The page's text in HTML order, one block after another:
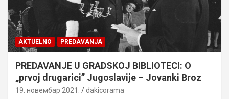
AKTUELNO PREDAVANJA
PREDAVANJE U GRADSKOJ BIBLIOTECI: O
„prvoj drugarici” Jugoslavije – Jovanki Broz
19. новембар 2021. dakicorama